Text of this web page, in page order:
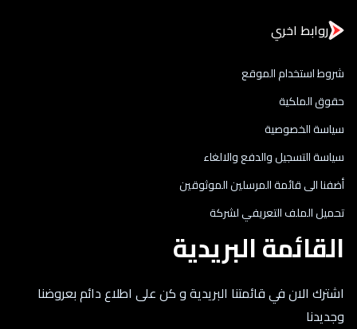
روابط اخري
شروط استخدام الموقع
حقوق الملكية
سياسة الخصوصية
سياسة التسجيل والدفع والالغاء
أضفنا الى قائمة المرسلين الموثوقين
تحميل الملف التعريفي لشركة
القائمة البريدية
اشترك الان في قائمتنا البريدية و كن على اطلاع دائم بعروضنا
وجديدنا